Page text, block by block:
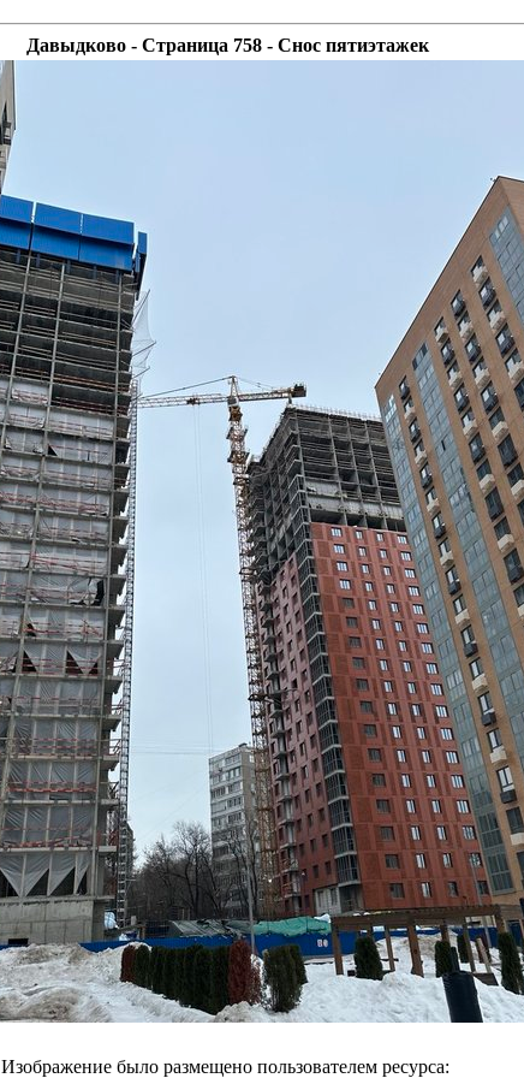
Давыдково - Страница 758 - Снос пятиэтажек
Изображение было размещено пользователем ресурса: